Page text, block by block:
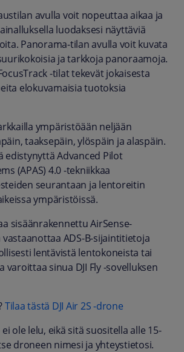
avulla voit nopeuttaa aikaa ja
luodaksesi näyttäviä
Panorama-tilan avulla voit kuvata
ja tarkkoja panoraamoja.
-tilat tekevät jokaisesta
elokuvamaisia tuotoksia
ympäristöään neljään
taaksepäin, ylöspäin ja alaspäin.
edistynyttä Advanced Pilot
(APAS) 4.0 -tekniikkaa
seurantaan ja lentoreitin
ympäristöissä.
sisäänrakennettu AirSense-
ADS-B-sijaintitietoja
lentävistä lentokoneista tai
varoittaa sinua DJI Fly -sovelluksen
Tilaa tästä DJI Air 2S -drone
ei ole lelu, eikä sitä suositella alle 15-
droneen nimesi ja yhteystietosi.